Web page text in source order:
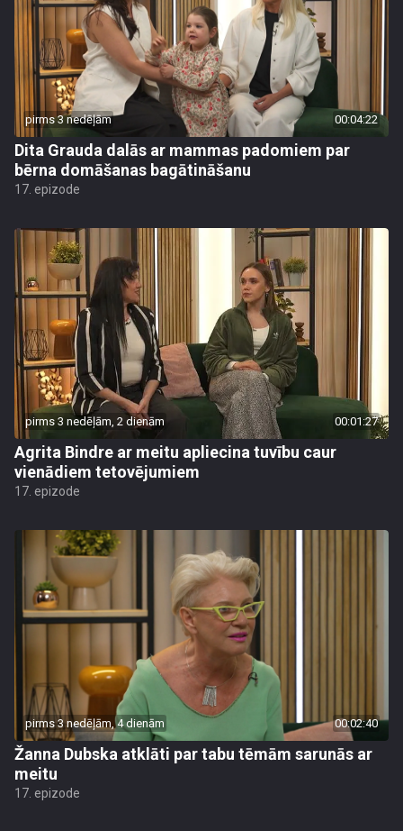
pirms 3 nedēļām 00:04:22
Dita Grauda dalās ar mammas padomiem par
bērna domāšanas bagātināšanu
17. epizode
pirms 3 nedēļām, 2 dienām 00:01:27
Agrita Bindre ar meitu apliecina tuvību caur
vienādiem tetovējumiem
17. epizode
pirms 3 nedēļām, 4 dienām 00:02:40
Žanna Dubska atklāti par tabu tēmām sarunās ar
meitu
17. epizode